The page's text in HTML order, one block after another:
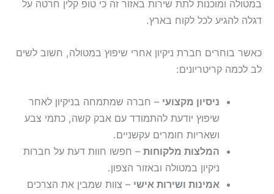
במטולה ומוכנות לתת שירות באזור זה כי טופ קלין חרטה על
דגלה להגיע לכל לקוח בארץ.
כאשר בוחרים חברת ניקיון אחרי שיפוץ במטולה, חשוב לשים
לב לכמה קריטריונים:
ניסיון מקצועי – חברה שמתמחה בניקיון לאחר
שיפוץ יודעת להתמודד עם אבק קשה, כתמי צבע
ושאריות חומרים עקשניים.
המלצות מלקוחות – חפשו חוות דעת על חברות
ניקיון במטולה ובאזור הצפון.
אמינות ושירות אישי – צוות שמבין את הצרכים